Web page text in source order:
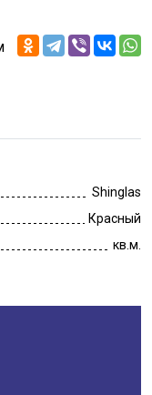
Shinglas
Красный
кв.м.